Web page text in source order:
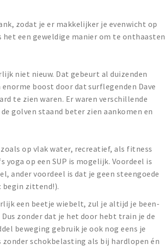
zodat je er makkelijker je evenwicht op
het een geweldige manier om te onthaasten
niet nieuw. Dat gebeurt al duizenden
boost door dat surflegenden Dave
te zien waren. Er waren verschillende
golven staand beter zien aankomen en
op vlak water, recreatief, als fitness
op een SUP is mogelijk. Voordeel is
ander voordeel is dat je geen steengoede
zittend!).
een beetje wiebelt, zul je altijd je been-
zonder dat je het door hebt train je de
beweging gebruik je ook nog eens je
zonder schokbelasting als bij hardlopen én